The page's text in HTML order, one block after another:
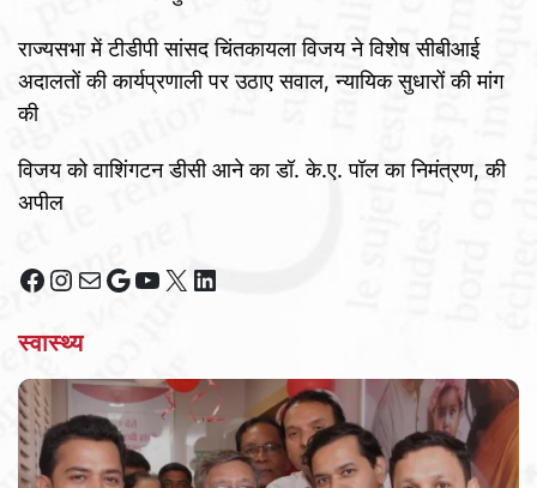
राज्यसभा में टीडीपी सांसद चिंतकायला विजय ने विशेष सीबीआई
अदालतों की कार्यप्रणाली पर उठाए सवाल, न्यायिक सुधारों की मांग
की
विजय को वाशिंगटन डीसी आने का डॉ. के.ए. पॉल का निमंत्रण, की
अपील
Facebook
Instagram
MailGoogle
YouTube
X LinkedIn
स्वास्थ्य